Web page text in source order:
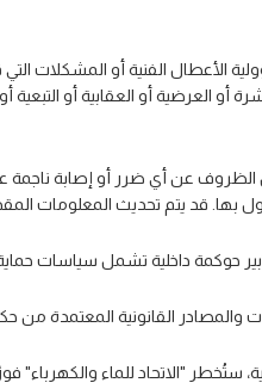
الأعطال الفنية أو المشكلات
أو العرضية أو العقابية أو
عن أي ضرر أو إصابة ناجمة عن
قد يتم تحديث المعلومات
حوكمة داخلية تشمل سياسات
والمصادر القانونية المعتمدة
"الاتحاد للماء والكهرباء"